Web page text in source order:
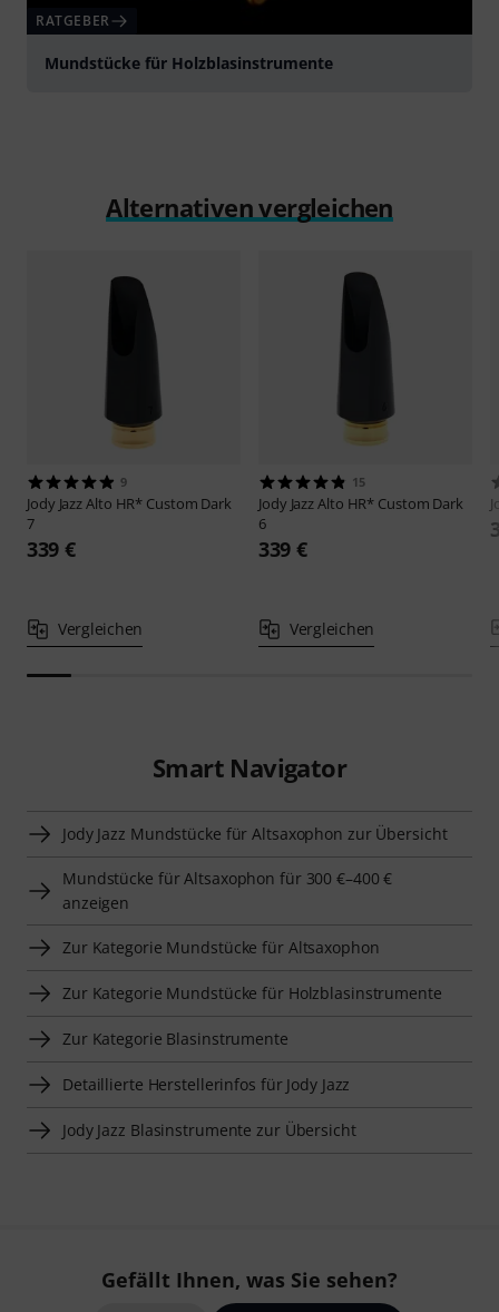
RATGEBER
Mundstücke für Holzblasinstrumente
Alternativen vergleichen
9
Jody JazzAlto HR* Custom Dark
7
339 €
Vergleichen
15
Jody JazzAlto HR* Custom Dark
6
339 €
Vergleichen
Smart Navigator
Jody Jazz Mundstücke für Altsaxophon zur Übersicht
Mundstücke für Altsaxophon für 300 €–400 €
anzeigen
Zur Kategorie Mundstücke für Altsaxophon
Zur Kategorie Mundstücke für Holzblasinstrumente
Zur Kategorie Blasinstrumente
Detaillierte Herstellerinfos für Jody Jazz
Jody Jazz Blasinstrumente zur Übersicht
Gefällt Ihnen, was Sie sehen?